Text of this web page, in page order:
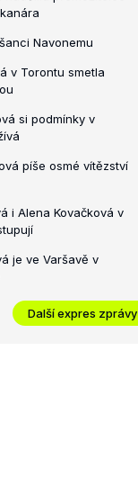
Navonemu
v Torontu smetla
si podmínky v
píše osmé vítězství
i Alena Kovačková v
je ve Varšavě v
Další expres zprávy